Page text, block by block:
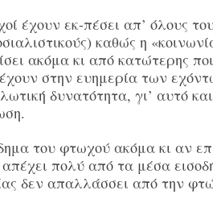
έχουν εκ-πέσει απ’ όλους
καθώς η
ακόμα κι από κατώτερης
στην ευημερία των
δυνατότητα, γι’ αυτό
του φτωχού ακόμα κι αν
πολύ από τα μέσα
δεν απαλλάσσει από την